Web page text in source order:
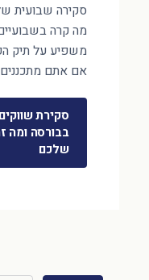
סקירה שבועית
מה קרה
משפיע על תיק
אם אתם
סקירת
בבורסה ומה
שלכם